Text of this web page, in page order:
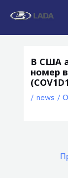
В США
номер
/ news /